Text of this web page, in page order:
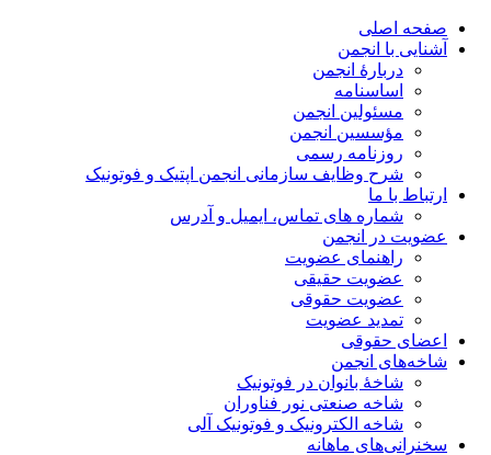
صفحه اصلی
آشنایی با انجمن
دربارۀ انجمن
اساسنامه
مسئولین انجمن
مؤسسین انجمن
روزنامه رسمی
شرح وظایف سازمانی انجمن اپتیک و فوتونیک
ارتباط با ما
شماره های تماس، ایمیل و آدرس
عضویت در انجمن
راهنمای عضویت
عضویت حقیقی
عضویت حقوقی
تمدید عضویت
اعضای حقوقی
شاخه‌های انجمن
شاخۀ بانوان در فوتونیک
شاخه صنعتی نور فناوران
شاخه‌ الکترونیک و فوتونیک آلی
سخنرانی‌های ماهانه